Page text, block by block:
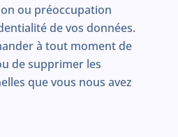
ou préoccupation
de vos données.
à tout moment de
de supprimer les
que vous nous avez